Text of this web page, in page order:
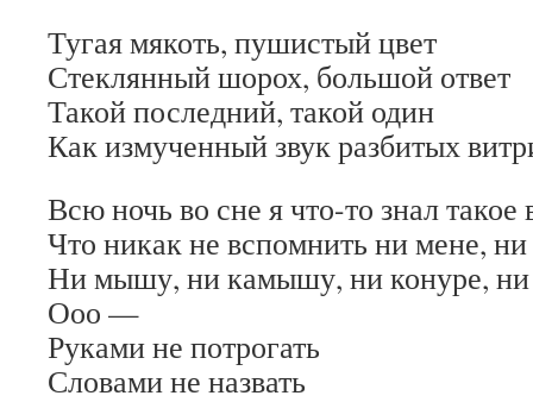
Тугая мякоть, пушистый цвет
Стеклянный шорох, большой ответ
Такой последний, такой один
Как измученный звук разбитых
Всю ночь во сне я что-то знал такое
Что никак не вспомнить ни мене, ни
Ни мышу, ни камышу, ни конуре, ни
Ооо —
Руками не потрогать
Словами не назвать